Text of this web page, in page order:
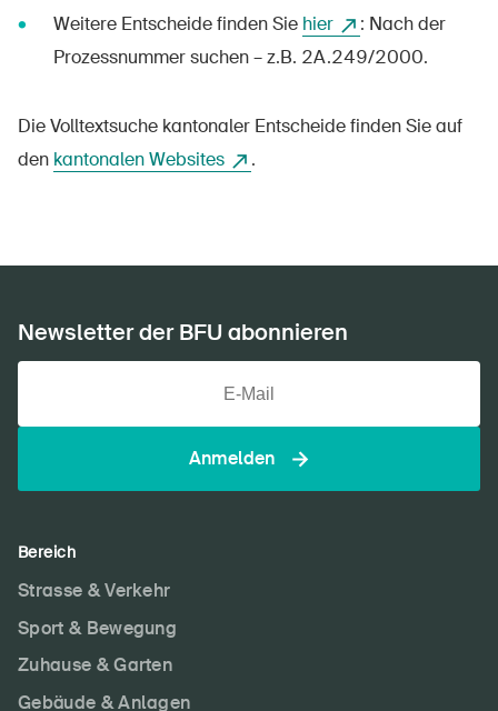
Weitere Entscheide finden Sie hier
: Nach der
Prozessnummer suchen – z.B. 2A.249/2000.
Die Volltextsuche kantonaler Entscheide finden Sie auf
den kantonalen Websites .
Newsletter der BFU abonnieren
Anmelden
Bereich
Strasse & Verkehr
Sport & Bewegung
Zuhause & Garten
Gebäude & Anlagen